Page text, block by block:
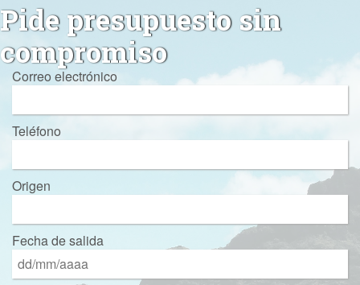
Pide presupuesto sin
compromiso
Correo electrónico
Teléfono
Origen
Fecha de salida